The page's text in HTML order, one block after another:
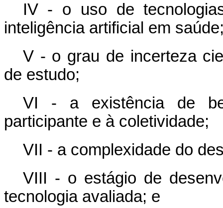
IV - o uso de
inteligência artificial em
V - o grau de incerteza
de estudo;
VI - a existência de
participante e à coletividade;
VII - a complexidade do
VIII - o estágio de
tecnologia avaliada; e